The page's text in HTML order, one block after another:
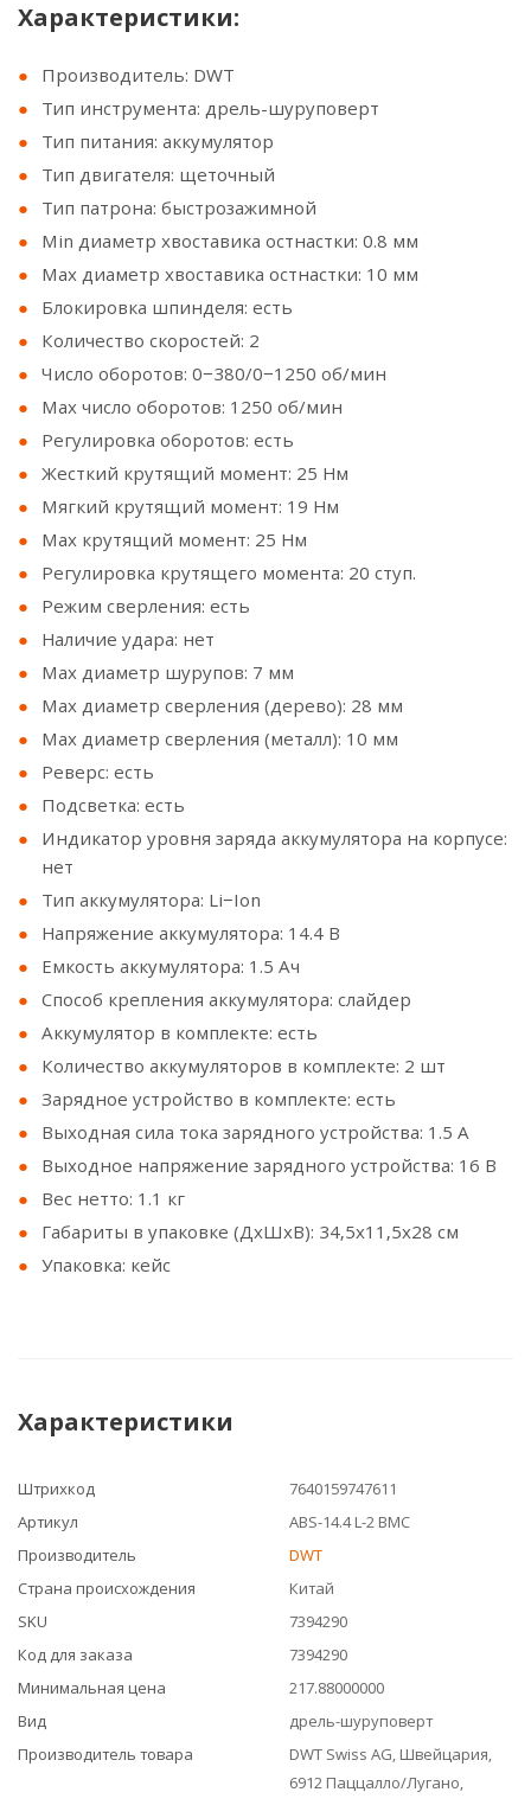
Характеристики:
Производитель: DWT
Тип инструмента: дрель-шуруповерт
Тип питания: аккумулятор
Тип двигателя: щеточный
Тип патрона: быстрозажимной
Min диаметр хвоставика остнастки: 0.8 мм
Max диаметр хвоставика остнастки: 10 мм
Блокировка шпинделя: есть
Количество скоростей: 2
Число оборотов: 0−380/0−1250 об/мин
Max число оборотов: 1250 об/мин
Регулировка оборотов: есть
Жесткий крутящий момент: 25 Нм
Мягкий крутящий момент: 19 Нм
Max крутящий момент: 25 Нм
Регулировка крутящего момента: 20 ступ.
Режим сверления: есть
Наличие удара: нет
Max диаметр шурупов: 7 мм
Max диаметр сверления (дерево): 28 мм
Max диаметр сверления (металл): 10 мм
Реверс: есть
Подсветка: есть
Индикатор уровня заряда аккумулятора на корпусе:
нет
Тип аккумулятора: Li−Ion
Напряжение аккумулятора: 14.4 В
Емкость аккумулятора: 1.5 Ач
Способ крепления аккумулятора: слайдер
Аккумулятор в комплекте: есть
Количество аккумуляторов в комплекте: 2 шт
Зарядное устройство в комплекте: есть
Выходная сила тока зарядного устройства: 1.5 А
Выходное напряжение зарядного устройства: 16 В
Вес нетто: 1.1 кг
Габариты в упаковке (ДхШхВ): 34,5x11,5x28 см
Упаковка: кейс
Характеристики
Штрихкод
7640159747611
Артикул
ABS-14.4 L-2 BMC
Производитель
DWT
Страна происхождения
Китай
SKU
7394290
Код для заказа
7394290
Минимальная цена
217.88000000
Вид
дрель-шуруповерт
Производитель товара
DWT Swiss AG, Швейцария,
6912 Паццалло/Лугано,